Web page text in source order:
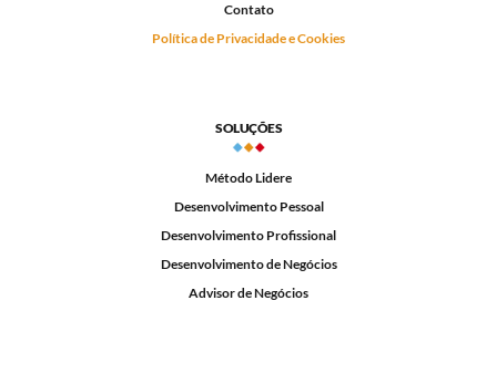
Contato
Política de Privacidade e Cookies
SOLUÇÕES
Método Lidere
Desenvolvimento Pessoal
Desenvolvimento Profissional
Desenvolvimento de Negócios
Advisor de Negócios